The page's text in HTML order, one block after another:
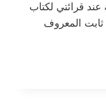
قرائتي لكتاب
ثابت المعروف